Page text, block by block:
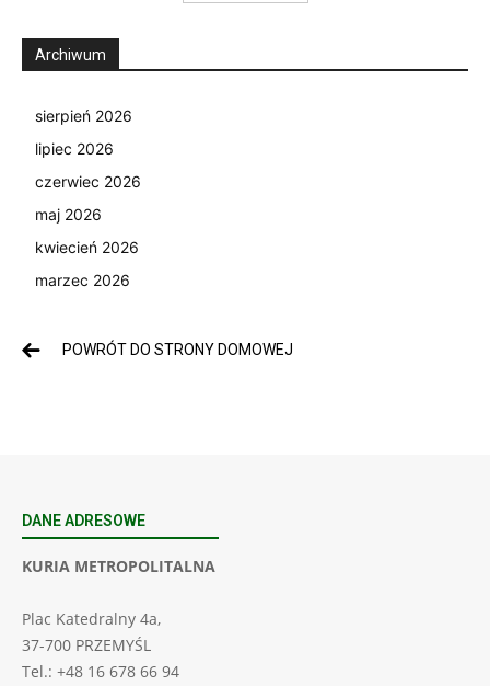
Archiwum
sierpień 2026
lipiec 2026
czerwiec 2026
maj 2026
kwiecień 2026
marzec 2026
POWRÓT DO STRONY DOMOWEJ
DANE ADRESOWE
KURIA METROPOLITALNA
Plac Katedralny 4a,
37-700 PRZEMYŚL
Tel.: +48 16 678 66 94